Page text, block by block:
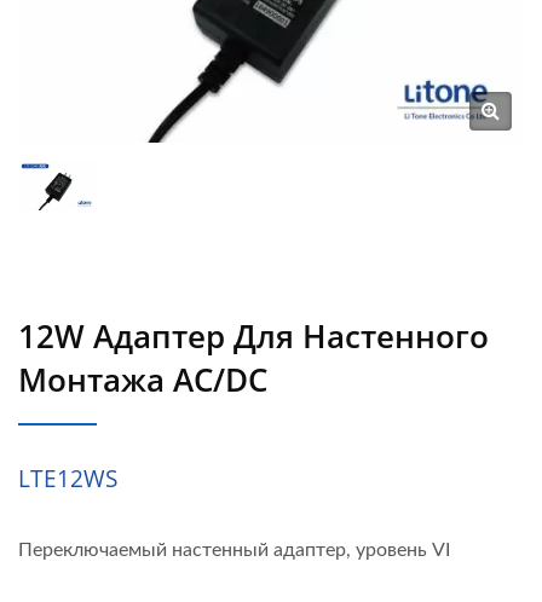
12W Адаптер Для Настенного
Монтажа AC/DC
LTE12WS
Переключаемый настенный адаптер, уровень VI